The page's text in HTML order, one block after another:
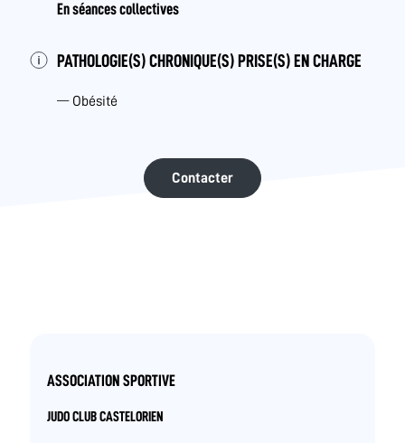
En séances collectives
PATHOLOGIE(S) CHRONIQUE(S) PRISE(S) EN CHARGE
Obésité
Contacter
ASSOCIATION SPORTIVE
JUDO CLUB CASTELORIEN